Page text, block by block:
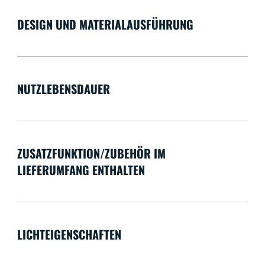
DESIGN UND MATERIALAUSFÜHRUNG
NUTZLEBENSDAUER
ZUSATZFUNKTION/ZUBEHÖR IM
LIEFERUMFANG ENTHALTEN
LICHTEIGENSCHAFTEN